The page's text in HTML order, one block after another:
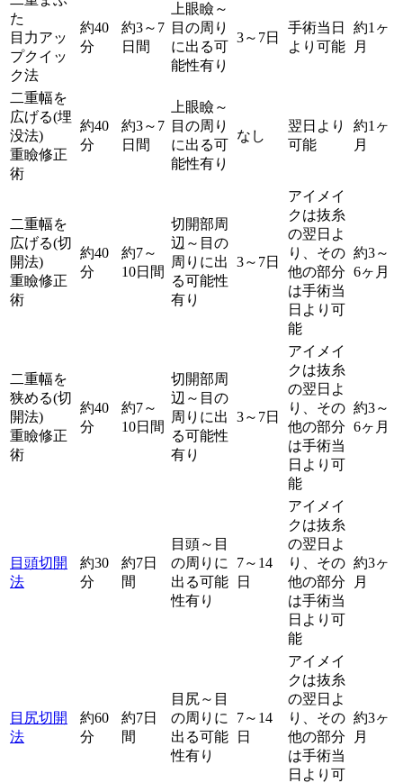
た
目力アッ
プクイッ
ク法
約40
分
約3～7
日間
上眼瞼～
目の周り
に出る可
能性有り
3～7日
手術当日
より可能
約1ヶ
月
二重幅を
広げる(埋
没法)
重瞼修正
術
約40
分
約3～7
日間
上眼瞼～
目の周り
に出る可
能性有り
なし
翌日より
可能
約1ヶ
月
二重幅を
広げる(切
開法)
重瞼修正
術
約40
分
約7～
10日間
切開部周
辺～目の
周りに出
る可能性
有り
3～7日
アイメイ
クは抜糸
の翌日よ
り、その
他の部分
は手術当
日より可
能
約3～
6ヶ月
二重幅を
狭める(切
開法)
重瞼修正
術
約40
分
約7～
10日間
切開部周
辺～目の
周りに出
る可能性
有り
3～7日
アイメイ
クは抜糸
の翌日よ
り、その
他の部分
は手術当
日より可
能
約3～
6ヶ月
目頭切開
法
約30
分
約7日
間
目頭～目
の周りに
出る可能
性有り
7～14
日
アイメイ
クは抜糸
の翌日よ
り、その
他の部分
は手術当
日より可
能
約3ヶ
月
目尻切開
法
約60
分
約7日
間
目尻～目
の周りに
出る可能
性有り
7～14
日
アイメイ
クは抜糸
の翌日よ
り、その
他の部分
は手術当
日より可
約3ヶ
月